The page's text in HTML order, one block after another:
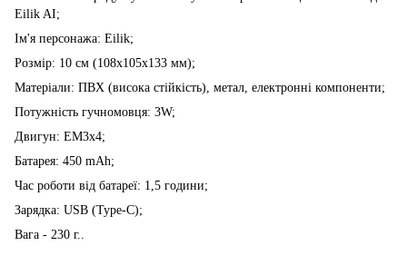
Eilik AI;
Ім'я персонажа: Eilik;
Розмір: 10 см (108x105x133 мм);
Матеріали: ПВХ (висока стійкість), метал, електронні компоненти;
Потужність гучномовця: 3W;
Двигун: EM3x4;
Батарея: 450 mAh;
Час роботи від батареї: 1,5 години;
Зарядка: USB (Type-C);
Вага - 230 г..